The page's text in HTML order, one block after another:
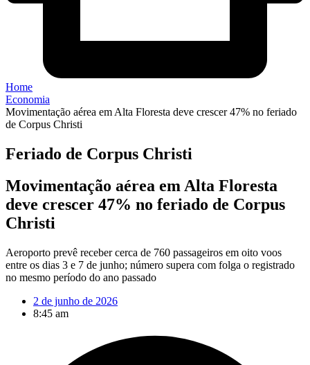
Home
Economia
Movimentação aérea em Alta Floresta deve crescer 47% no feriado
de Corpus Christi
Feriado de Corpus Christi
Movimentação aérea em Alta Floresta
deve crescer 47% no feriado de Corpus
Christi
Aeroporto prevê receber cerca de 760 passageiros em oito voos
entre os dias 3 e 7 de junho; número supera com folga o registrado
no mesmo período do ano passado
2 de junho de 2026
8:45 am